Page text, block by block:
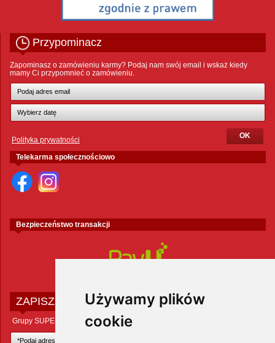
Używamy plików
cookie
Przypominacz
Zapominasz o zamówieniu karmy? Podaj nam swój email i wskaż kiedy
mamy Ci przypomnieć o zamówieniu.
Polityka prywatności
Telekarma społecznościowo
Bezpieczeństwo transakcji
ZAPISZ SIĘ DO NEWSLETTERA
Grupy SUPER ZOO POLAND Sp. z o.o.